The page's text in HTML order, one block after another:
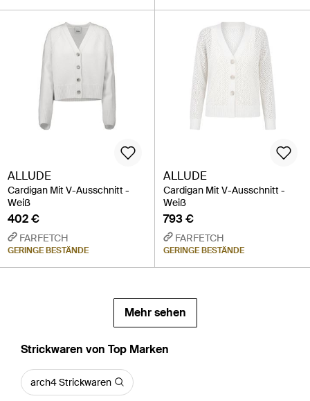
ALLUDE
Cardigan Mit V-Ausschnitt -
Weiß
402 €
FARFETCH
GERINGE BESTÄNDE
ALLUDE
Cardigan Mit V-Ausschnitt -
Weiß
793 €
FARFETCH
GERINGE BESTÄNDE
Mehr sehen
Strickwaren von Top Marken
arch4 Strickwaren